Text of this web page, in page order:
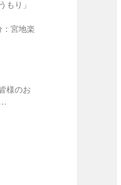
もり」
：宮地楽
様のお